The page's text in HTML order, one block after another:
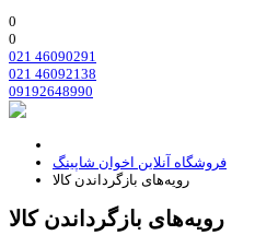
0
0
021 46090291
021 46092138
09192648990
فروشگاه آنلاین اخوان شاپینگ
رویه‌های بازگرداندن کالا
رویه‌های بازگرداندن کالا